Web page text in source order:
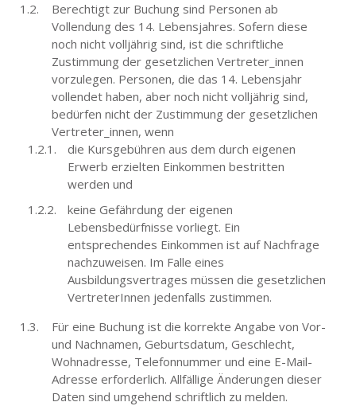
Berechtigt zur Buchung sind Personen ab
Vollendung des 14. Lebensjahres. Sofern diese
noch nicht volljährig sind, ist die schriftliche
Zustimmung der gesetzlichen Vertreter_innen
vorzulegen. Personen, die das 14. Lebensjahr
vollendet haben, aber noch nicht volljährig sind,
bedürfen nicht der Zustimmung der gesetzlichen
Vertreter_innen, wenn
die Kursgebühren aus dem durch eigenen
Erwerb erzielten Einkommen bestritten
werden und
keine Gefährdung der eigenen
Lebensbedürfnisse vorliegt. Ein
entsprechendes Einkommen ist auf Nachfrage
nachzuweisen. Im Falle eines
Ausbildungsvertrages müssen die gesetzlichen
VertreterInnen jedenfalls zustimmen.
Für eine Buchung ist die korrekte Angabe von Vor-
und Nachnamen, Geburtsdatum, Geschlecht,
Wohnadresse, Telefonnummer und eine E-Mail-
Adresse erforderlich. Allfällige Änderungen dieser
Daten sind umgehend schriftlich zu melden.